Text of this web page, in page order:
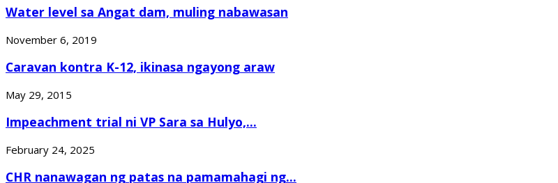
Water level sa Angat dam, muling nabawasan
November 6, 2019
Caravan kontra K-12, ikinasa ngayong araw
May 29, 2015
Impeachment trial ni VP Sara sa Hulyo,...
February 24, 2025
CHR nanawagan ng patas na pamamahagi ng...